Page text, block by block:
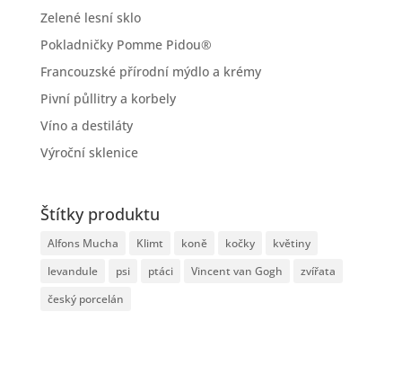
Zelené lesní sklo
Pokladničky Pomme Pidou®
Francouzské přírodní mýdlo a krémy
Pivní půllitry a korbely
Víno a destiláty
Výroční sklenice
Štítky produktu
Alfons Mucha Klimt koně kočky
květiny
levandule
psi ptáci Vincent van Gogh
zvířata
český porcelán